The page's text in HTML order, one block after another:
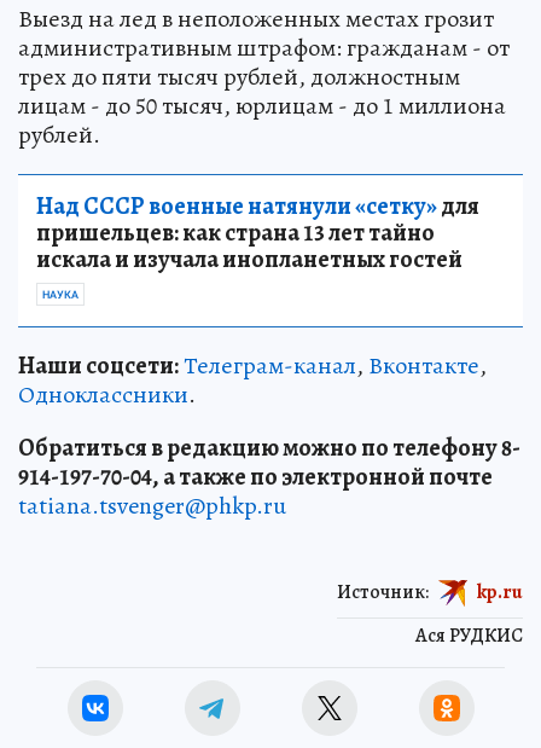
Выезд на лед в неположенных местах грозит
административным штрафом: гражданам - от
трех до пяти тысяч рублей, должностным
лицам - до 50 тысяч, юрлицам - до 1 миллиона
рублей.
Над СССР военные натянули «сетку»для
пришельцев: как страна 13 лет тайно
искала и изучала инопланетных гостей
НАУКА
Наши соцсети:Телеграм-канал, Вконтакте,
Одноклассники.
Обратиться в редакцию можно по телефону 8-
914-197-70-04, а также по электронной почте
tatiana.tsvenger@phkp.ru
Ася РУДКИС
Источник: kp.ru